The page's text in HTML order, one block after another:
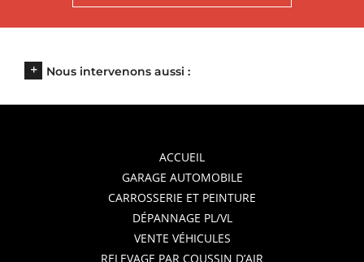
Nous intervenons aussi :
ACCUEIL
GARAGE AUTOMOBILE
CARROSSERIE ET PEINTURE
DÉPANNAGE PL/VL
VENTE VÉHICULES
RELEVAGE PAR COUSSIN D’AIR